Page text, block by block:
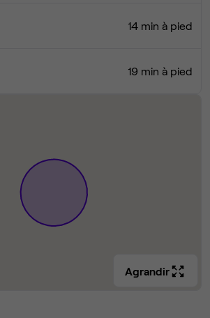
14 min à pied
19 min à pied
Agrandir